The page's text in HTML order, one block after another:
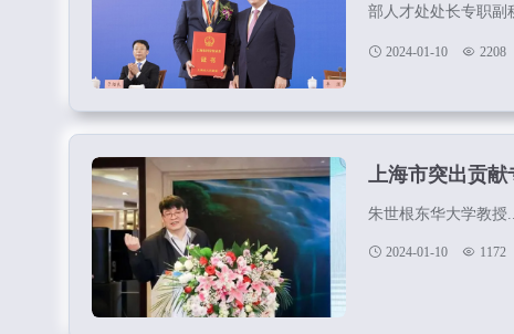
部人才处处长专职副
员毛俊中共上海市
长杨增金中共上海市
2024-01-10 2208
上海市突出贡
朱世根东华大学教授
2024-01-10 1172